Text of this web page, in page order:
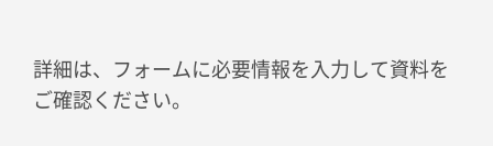
詳細は、フォームに必要情報を入力して資料を
ご確認ください。